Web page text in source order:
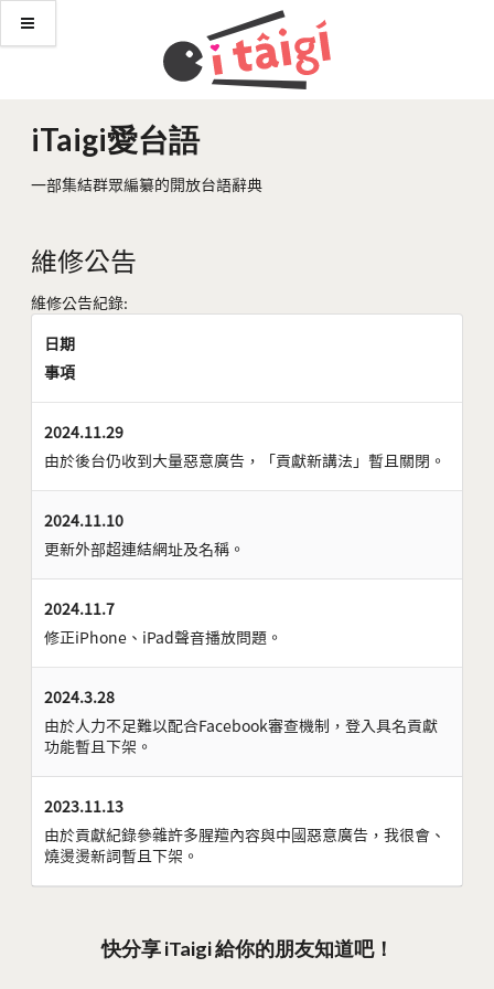
iTaigi愛台語
一部集結群眾編纂的開放台語辭典
維修公告
維修公告紀錄:
日期
事項
2024.11.29
由於後台仍收到大量惡意廣告，「貢獻新講法」暫且關閉。
2024.11.10
更新外部超連結網址及名稱。
2024.11.7
修正iPhone、iPad聲音播放問題。
2024.3.28
由於人力不足難以配合Facebook審查機制，登入具名貢獻
功能暫且下架。
2023.11.13
由於貢獻紀錄參雜許多腥羶內容與中國惡意廣告，我很會、
燒燙燙新詞暫且下架。
快分享 iTaigi 給你的朋友知道吧！